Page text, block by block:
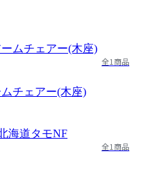
全1商品
チェアー(木座)
全1商品